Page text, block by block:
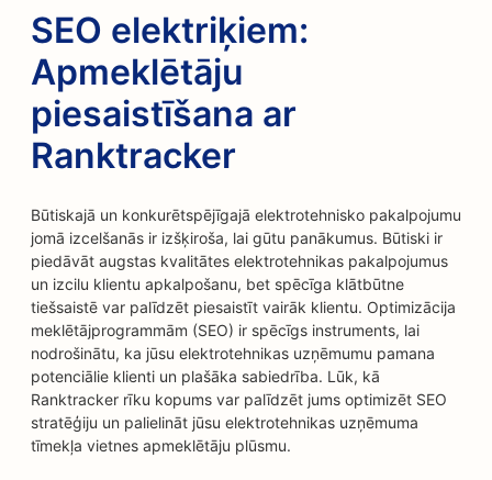
SEO elektriķiem:
Apmeklētāju
piesaistīšana ar
Ranktracker
Būtiskajā un konkurētspējīgajā elektrotehnisko pakalpojumu
jomā izcelšanās ir izšķiroša, lai gūtu panākumus. Būtiski ir
piedāvāt augstas kvalitātes elektrotehnikas pakalpojumus
un izcilu klientu apkalpošanu, bet spēcīga klātbūtne
tiešsaistē var palīdzēt piesaistīt vairāk klientu. Optimizācija
meklētājprogrammām (SEO) ir spēcīgs instruments, lai
nodrošinātu, ka jūsu elektrotehnikas uzņēmumu pamana
potenciālie klienti un plašāka sabiedrība. Lūk, kā
Ranktracker rīku kopums var palīdzēt jums optimizēt SEO
stratēģiju un palielināt jūsu elektrotehnikas uzņēmuma
tīmekļa vietnes apmeklētāju plūsmu.